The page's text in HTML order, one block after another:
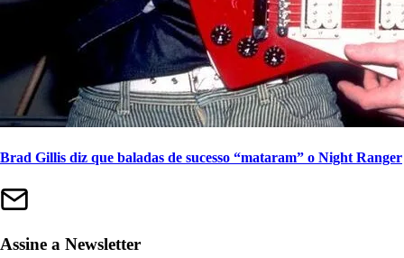
Brad Gillis diz que baladas de sucesso “mataram” o Night Ranger
Assine a Newsletter